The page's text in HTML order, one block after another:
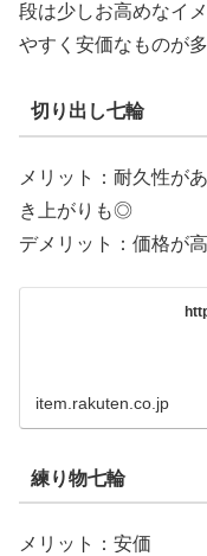
段は少しお高めなイ
やすく安価なものが
切り出し七輪
メリット：耐久性が
き上がりも◎
デメリット：価格が
item.rakuten.co.jp
練り物七輪
メリット：安価